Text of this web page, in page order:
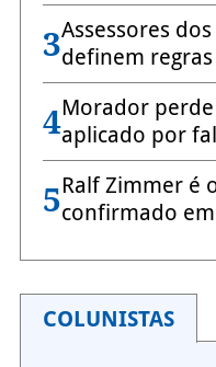
3Assessores
definem
4Morador
aplicado por
5Ralf Zimmer é
confirmado
COLUNISTAS